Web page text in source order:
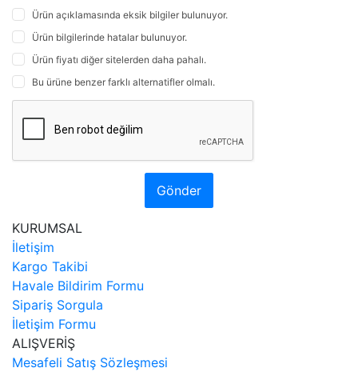
Ürün açıklamasında eksik bilgiler bulunuyor.
Ürün bilgilerinde hatalar bulunuyor.
Ürün fiyatı diğer sitelerden daha pahalı.
Bu ürüne benzer farklı alternatifler olmalı.
Gönder
KURUMSAL
İletişim
Kargo Takibi
Havale Bildirim Formu
Sipariş Sorgula
İletişim Formu
ALIŞVERİŞ
Mesafeli Satış Sözleşmesi